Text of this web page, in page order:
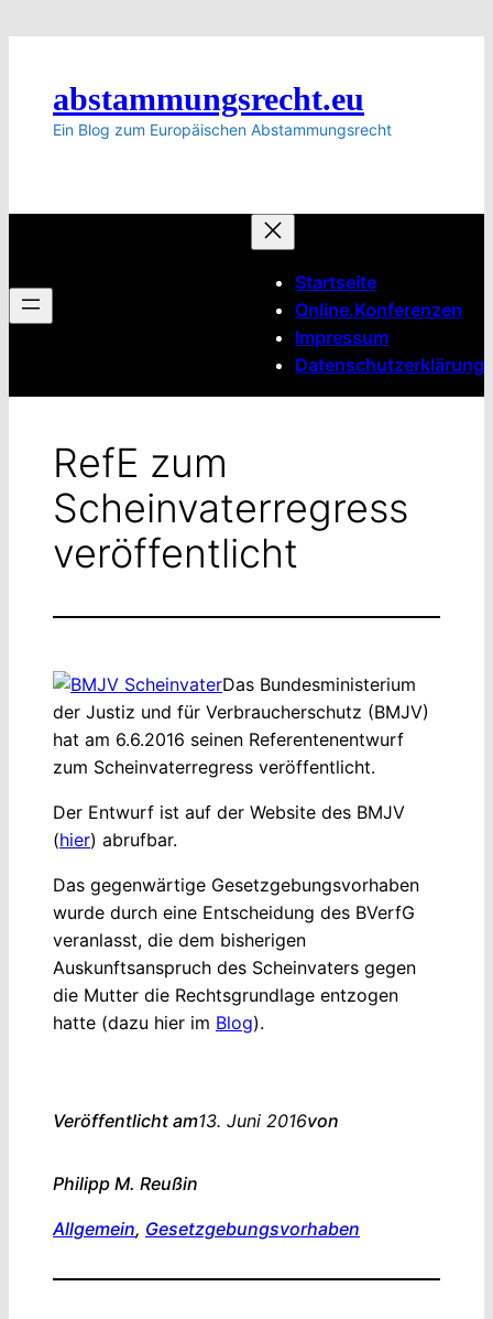
abstammungsrecht.eu
Ein Blog zum Europäischen Abstammungsrecht
Startseite
Online.Konferenzen
Impressum
Datenschutzerklärung
RefE zum
Scheinvaterregress
veröffentlicht
Das Bundesministerium
der Justiz und für Verbraucherschutz (BMJV)
hat am 6.6.2016 seinen Referentenentwurf
zum Scheinvaterregress veröffentlicht.
Der Entwurf ist auf der Website des BMJV
(hier) abrufbar.
Das gegenwärtige Gesetzgebungsvorhaben
wurde durch eine Entscheidung des BVerfG
veranlasst, die dem bisherigen
Auskunftsanspruch des Scheinvaters gegen
die Mutter die Rechtsgrundlage entzogen
hatte (dazu hier im Blog).
Veröffentlicht am13. Juni 2016von
Philipp M. Reußin
Allgemein, Gesetzgebungsvorhaben